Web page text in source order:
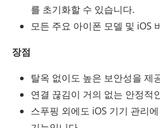
를 초기화할 수 있습니다.
모든 주요 아이폰 모델 및 iOS
장점
탈옥 없이도 높은 보안성을 제
연결 끊김이 거의 없는 안정적
스푸핑 외에도 iOS 기기 관리